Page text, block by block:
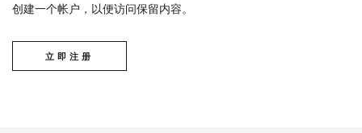
创建一个帐户，以便访问保留内容。
立即注册